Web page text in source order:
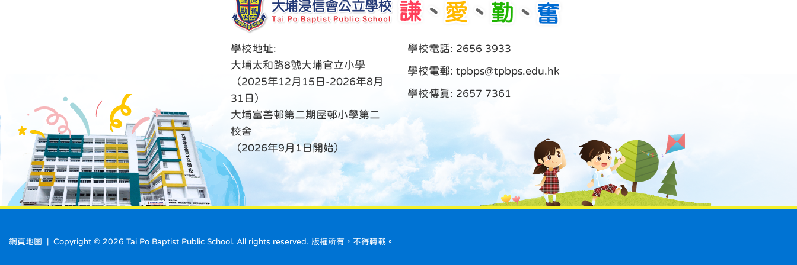
學校地址:
大埔太和路8號大埔官立小學
（2025年12月15日-2026年8月
31日）
大埔富善邨第二期屋邨小學第二
校舍
（2026年9月1日開始）
學校電話: 2656 3933
學校電郵: tpbps@tpbps.edu.hk
學校傳真: 2657 7361
網頁地圖 | Copyright © 2026 Tai Po Baptist Public School. All rights reserved. 版權所有，不得轉載。